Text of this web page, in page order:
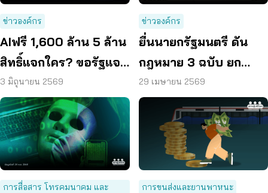
ข่าวองค์กร
AIฟรี 1,600 ล้าน 5 ล้าน
สิทธิ์แจกใคร? ขอรัฐแจง
เกณฑ์ชัด
3 มิถุนายน 2569
ข่าวองค์กร
ยื่นนายกรัฐมนตรี ดัน
กฎหมาย 3 ฉบับ ยก
ระดับคุ้มครองผู้บริโภค
29 เมษายน 2569
การสื่อสาร โทรคมนาคม และ
การขนส่งและยานพาหนะ